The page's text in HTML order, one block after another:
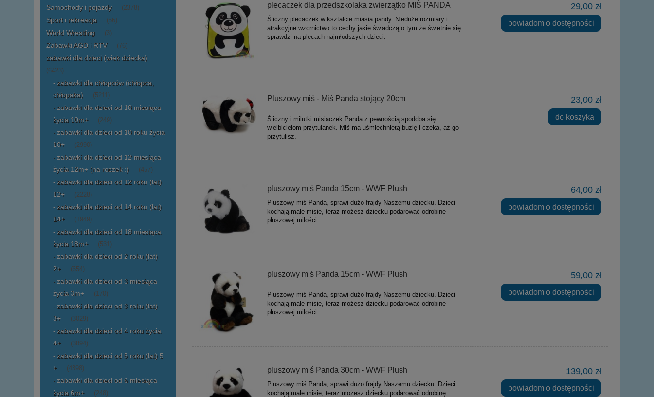
Samochody i pojazdy (2378)
Sport i rekreacja (56)
World Wrestling (3)
Zabawki AGD i RTV (76)
zabawki dla dzieci (wiek dziecka)
(6423)
zabawki dla chłopców (chłopca,
chłopaka)
(5211)
zabawki dla dzieci od 10 miesiąca
życia 10m+
(249)
zabawki dla dzieci od 10 roku życia
10+
(2990)
zabawki dla dzieci od 12 miesiąca
życia 12m+ (na roczek :)
(457)
zabawki dla dzieci od 12 roku (lat)
12+
(2228)
zabawki dla dzieci od 14 roku (lat)
14+
(1949)
zabawki dla dzieci od 18 miesiąca
życia 18m+
(531)
zabawki dla dzieci od 2 roku (lat)
2+
(654)
zabawki dla dzieci od 3 miesiąca
życia 3m+
(170)
zabawki dla dzieci od 3 roku (lat)
3+
(3029)
zabawki dla dzieci od 4 roku życia
4+
(3894)
zabawki dla dzieci od 5 roku (lat) 5
+
(4398)
zabawki dla dzieci od 6 miesiąca
życia 6m+
(248)
plecaczek dla przedszkolaka zwierzątko MIŚ PANDA
Śliczny plecaczek w kształcie miasia pandy. Nieduże rozmiary i
atrakcyjne wzornictwo to cechy jakie świadczą o tym,że świetnie się
sprawdzi na plecach najmłodszych dzieci.
29,00 zł
powiadom o dostępności
Pluszowy miś - Miś Panda stojący 20cm
Śliczny i milutki misiaczek Panda z pewnością spodoba się
wielbicielom przytulanek. Miś ma uśmiechniętą buzię i czeka, aż go
przytulisz.
23,00 zł
do koszyka
pluszowy miś Panda 15cm - WWF Plush
Pluszowy miś Panda, sprawi dużo frajdy Naszemu dziecku. Dzieci
kochają małe misie, teraz możesz dziecku podarować odrobinę
pluszowej miłości.
64,00 zł
powiadom o dostępności
pluszowy miś Panda 15cm - WWF Plush
Pluszowy miś Panda, sprawi dużo frajdy Naszemu dziecku. Dzieci
kochają małe misie, teraz możesz dziecku podarować odrobinę
pluszowej miłości.
59,00 zł
powiadom o dostępności
pluszowy miś Panda 30cm - WWF Plush
Pluszowy miś Panda, sprawi dużo frajdy Naszemu dziecku. Dzieci
kochają małe misie, teraz możesz dziecku podarować odrobinę
139,00 zł
powiadom o dostępności